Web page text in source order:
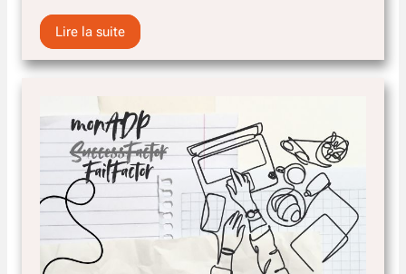
Lire la suite